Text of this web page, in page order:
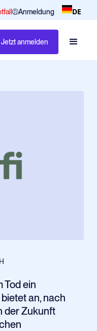
Anmeldung DE
Jetzt anmelden
Tod ein
an, nach
der Zukunft